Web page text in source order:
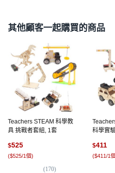
其他顧客一起購買的商品
Teachers STEAM 科學教
具 挑戰者套組, 1套
$525
($525/1個)
(170)
科學實
$411
($411/1